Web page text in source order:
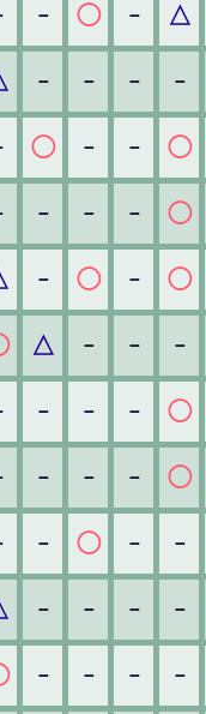
－ ◯ － △
－ － － －
◯ － － ◯
－ － － ◯
－ ◯ － ◯
△ － － －
－ － － ◯
－ － － ◯
－ ◯ － －
－ － － －
－ － － －